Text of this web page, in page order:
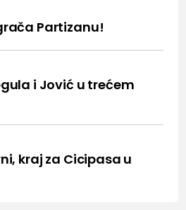
Partizanu!
i Jović u trećem
kraj za Cicipasa u